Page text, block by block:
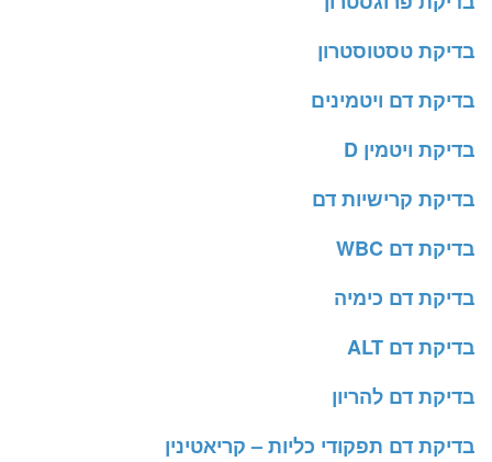
בדיקת טסטוסטרון
בדיקת דם ויטמינים
בדיקת ויטמין D
בדיקת קרישיות דם
בדיקת דם WBC
בדיקת דם כימיה
בדיקת דם ALT
בדיקת דם להריון
בדיקת דם תפקודי כליות – קריאטינין